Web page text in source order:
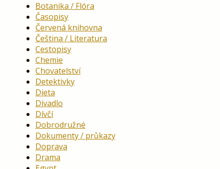
Botanika / Flóra
Časopisy
Červená knihovna
Čeština / Literatura
Cestopisy
Chemie
Chovatelství
Detektivky
Dieta
Divadlo
Dívčí
Dobrodružné
Dokumenty / průkazy
Doprava
Drama